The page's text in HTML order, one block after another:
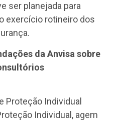
ser planejada para
exercício rotineiro dos
da Anvisa sobre
Proteção Individual
Individual, agem